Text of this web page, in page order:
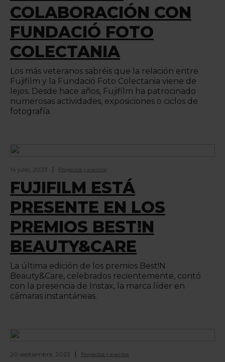
COLABORACIÓN CON
FUNDACIÓ FOTO
COLECTANIA
Los más veteranos sabréis que la relación entre
Fujifilm y la Fundació Foto Colectania viene de
lejos. Desde hace años, Fujifilm ha patrocinado
numerosas actividades, exposiciones o ciclos de
fotografía.
14 julio, 2023 Proyectos y eventos
FUJIFILM ESTÁ
PRESENTE EN LOS
PREMIOS BEST!N
BEAUTY&CARE
La última edición de los premios Best!N
Beauty&Care, celebrados recientemente, contó
con la presencia de Instax, la marca líder en
cámaras instantáneas.
20 septiembre, 2023 Proyectos y eventos